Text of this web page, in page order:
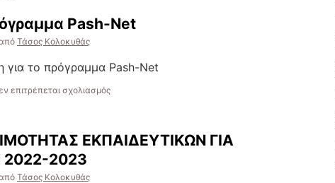
Pash-Net
Τάσος Κολοκυθάς
το πρόγραμμα Pash-Net
επιτρέπεται σχολιασμόςστο
πρόγραμμα
ΕΚΠΑΙΔΕΥΤΙΚΩΝ ΓΙΑ
2023
Τάσος Κολοκυθάς